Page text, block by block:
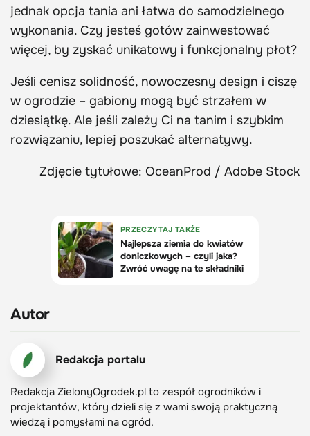
jednak opcja tania ani łatwa do samodzielnego
wykonania. Czy jesteś gotów zainwestować
więcej, by zyskać unikatowy i funkcjonalny płot?
Jeśli cenisz solidność, nowoczesny design i ciszę
w ogrodzie – gabiony mogą być strzałem w
dziesiątkę. Ale jeśli zależy Ci na tanim i szybkim
rozwiązaniu, lepiej poszukać alternatywy.
Zdjęcie tytułowe: OceanProd / Adobe Stock
Autor
Redakcja portalu
Redakcja ZielonyOgrodek.pl to zespół ogrodników i
projektantów, który dzieli się z wami swoją praktyczną
wiedzą i pomysłami na ogród.